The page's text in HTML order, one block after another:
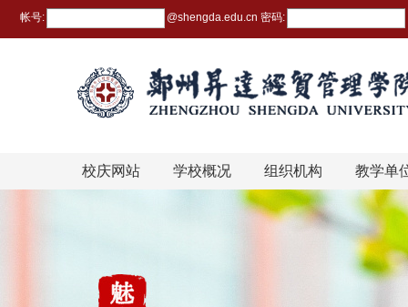
帐号: @shengda.edu.cn 密码:
校庆网站 学校概况 组织机构 教学单